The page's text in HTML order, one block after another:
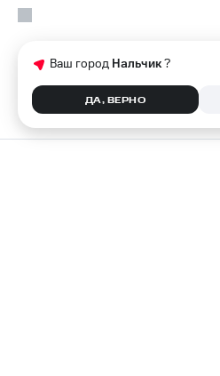
Ваш город Нальчик?
ДА, ВЕРНО